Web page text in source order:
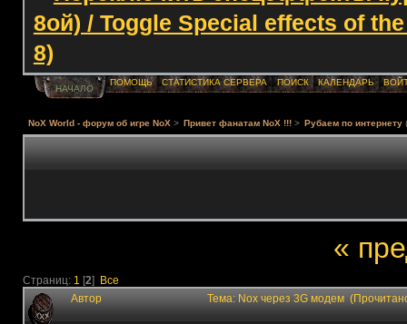
8ой) / Toggle Special effects of
8)
НАЧАЛО
ПОМОЩЬ СТАТИСТИКА СЕРВЕРА ПОИСК КАЛЕНДАРЬ
NoX World - форум об игре NoX > Привет фанатам NoX !!! > Рубаем по интернету
«
Страниц: 1 [2] Все
Автор Тема: Nox через 3G модем